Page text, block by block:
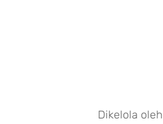
Dikelola oleh